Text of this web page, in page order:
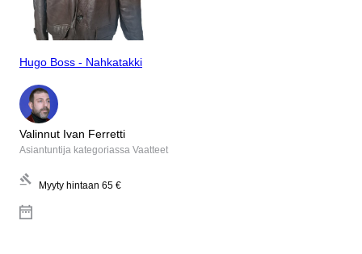
Hugo Boss - Nahkatakki
Valinnut Ivan Ferretti
Asiantuntija kategoriassa Vaatteet
Myyty hintaan 65 €